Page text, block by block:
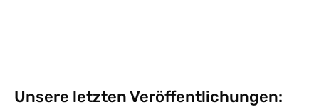
Unsere letzten Veröffentlichungen: